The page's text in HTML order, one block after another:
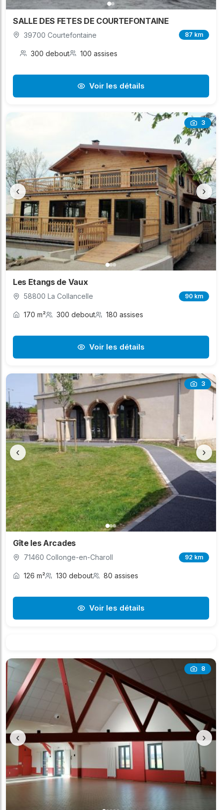
SALLE DES FETES DE COURTEFONTAINE
39700 Courtefontaine 87 km
300 debout 100 assises
Voir les détails
3
‹ ›
Les Etangs de Vaux
58800 La Collancelle 90 km
170 m² 300 debout 180 assises
Voir les détails
3
‹ ›
Gîte les Arcades
71460 Collonge-en-Charoll 92 km
126 m² 130 debout 80 assises
Voir les détails
8
‹ ›